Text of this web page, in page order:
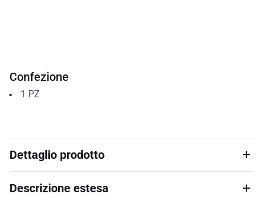
Confezione
1 PZ
Dettaglio prodotto
Descrizione estesa